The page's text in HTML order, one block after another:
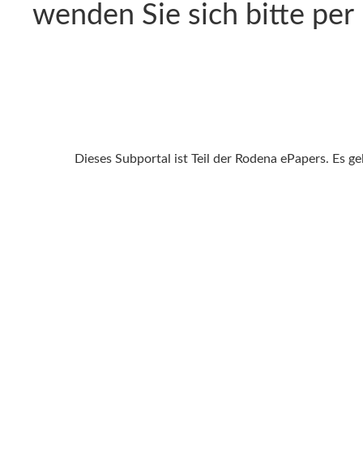
wenden Sie sich bitte
Dieses Subportal ist Teil der Rodena ePapers. Es